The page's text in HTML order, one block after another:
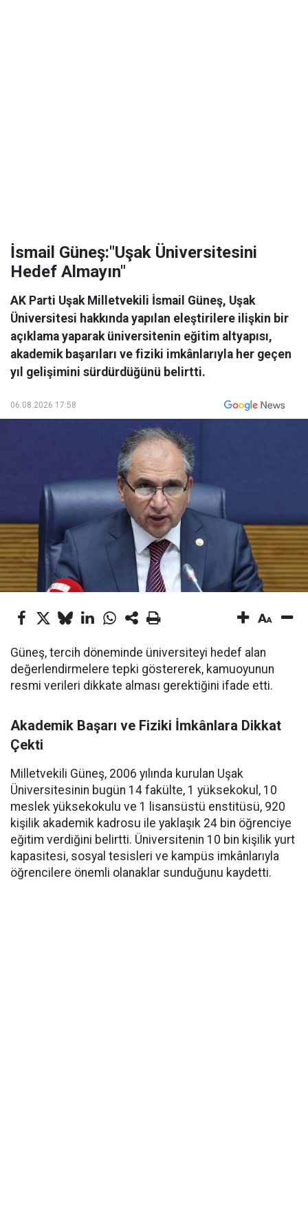
İsmail Güneş:"Uşak Üniversitesini
Hedef Almayın"
AK Parti Uşak Milletvekili İsmail Güneş, Uşak
Üniversitesi hakkında yapılan eleştirilere ilişkin bir
açıklama yaparak üniversitenin eğitim altyapısı,
akademik başarıları ve fiziki imkânlarıyla her geçen
yıl gelişimini sürdürdüğünü belirtti.
06.08.2026 17:58
Güneş, tercih döneminde üniversiteyi hedef alan
değerlendirmelere tepki göstererek, kamuoyunun
resmi verileri dikkate alması gerektiğini ifade etti.
Akademik Başarı ve Fiziki İmkânlara Dikkat
Çekti
Milletvekili Güneş, 2006 yılında kurulan Uşak
Üniversitesinin bugün 14 fakülte, 1 yüksekokul, 10
meslek yüksekokulu ve 1 lisansüstü enstitüsü, 920
kişilik akademik kadrosu ile yaklaşık 24 bin öğrenciye
eğitim verdiğini belirtti. Üniversitenin 10 bin kişilik yurt
kapasitesi, sosyal tesisleri ve kampüs imkânlarıyla
öğrencilere önemli olanaklar sunduğunu kaydetti.